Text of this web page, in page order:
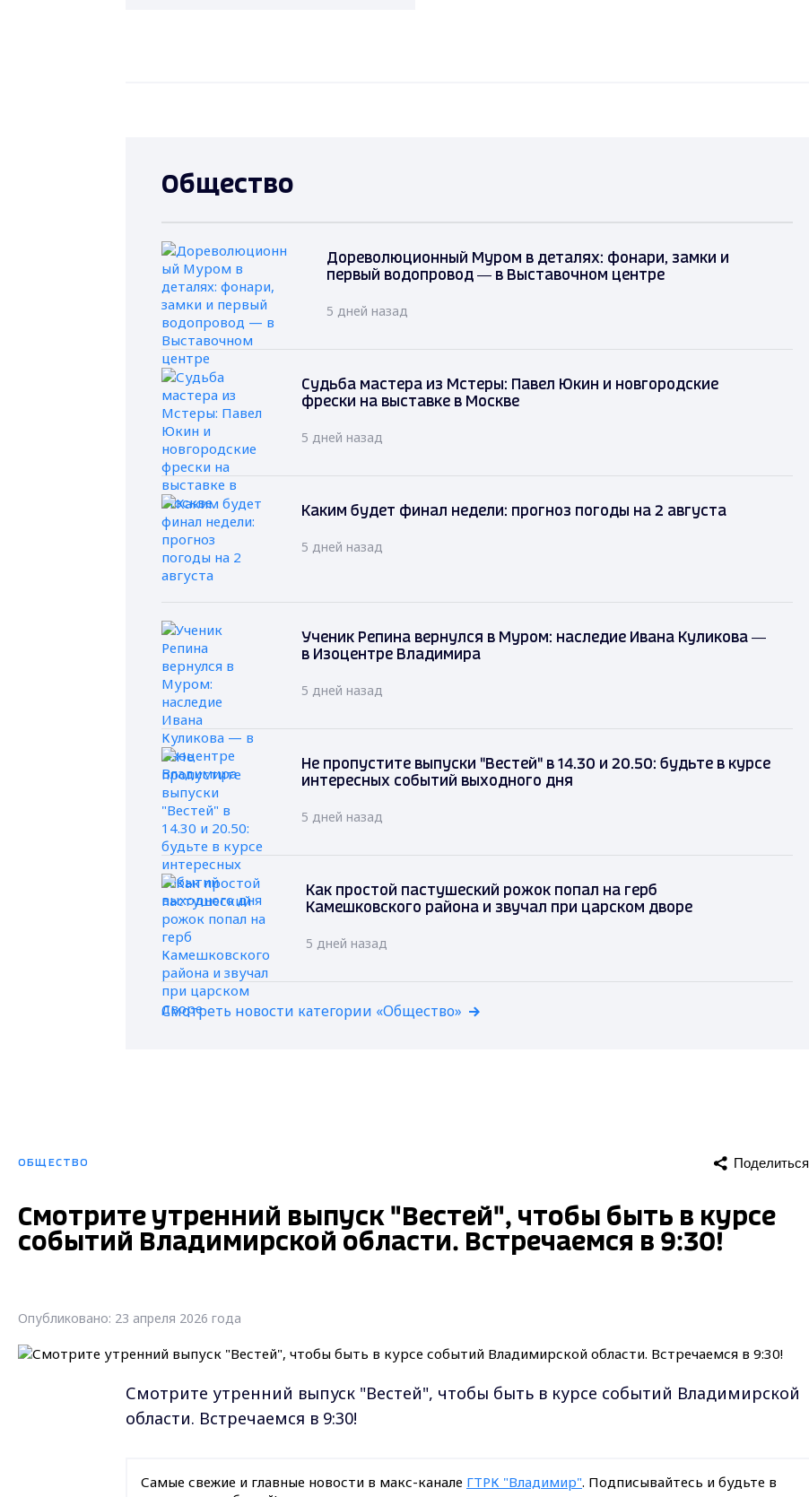
Общество
Дореволюционный Муром в деталях: фонари, замки и
первый водопровод — в Выставочном центре
5 дней назад
Судьба мастера из Мстеры: Павел Юкин и новгородские
фрески на выставке в Москве
5 дней назад
Каким будет финал недели: прогноз погоды на 2 августа
5 дней назад
Ученик Репина вернулся в Муром: наследие Ивана Куликова —
в Изоцентре Владимира
5 дней назад
Не пропустите выпуски "Вестей" в 14.30 и 20.50: будьте в курсе
интересных событий выходного дня
5 дней назад
Как простой пастушеский рожок попал на герб
Камешковского района и звучал при царском дворе
5 дней назад
Смотреть новости категории «Общество»
ОБЩЕСТВО Поделиться
Смотрите утренний выпуск "Вестей", чтобы быть в курсе
событий Владимирской области. Встречаемся в 9:30!
Опубликовано: 23 апреля 2026 года
Смотрите утренний выпуск "Вестей", чтобы быть в курсе событий Владимирской
области. Встречаемся в 9:30!
Самые свежие и главные новости в макс-канале ГТРК "Владимир". Подписывайтесь и будьте в